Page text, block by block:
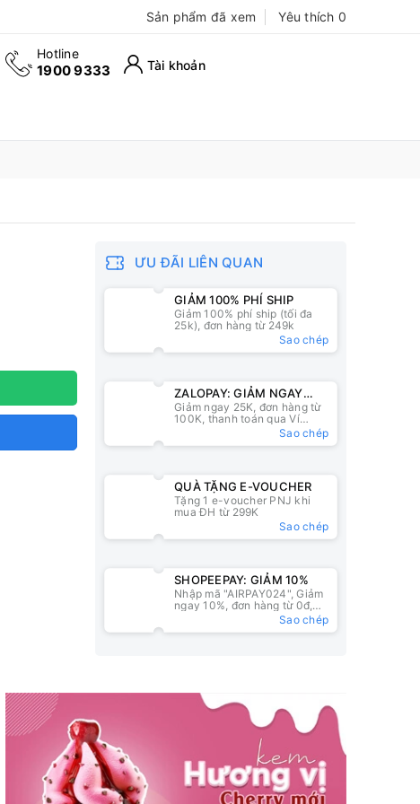
Sản phẩm đã xem Yêu thích 0
Hotline
1900 9333 Tài khoản
ƯU ĐÃI LIÊN QUAN
GIẢM 100% PHÍ SHIP
Giảm 100% phí ship (tối đa
25k), đơn hàng từ 249k
Sao chép
ZALOPAY: GIẢM NGAY
25K
Giảm ngay 25K, đơn hàng từ
100K, thanh toán qua Ví
Sao chép
QUÀ TẶNG E-VOUCHER
Tặng 1 e-voucher PNJ khi
mua ĐH từ 299K
Sao chép
SHOPEEPAY: GIẢM 10%
Nhập mã "AIRPAY024", Giảm
ngay 10%, đơn hàng từ 0đ,
nhập mã tại ví ShopeePay
Sao chép